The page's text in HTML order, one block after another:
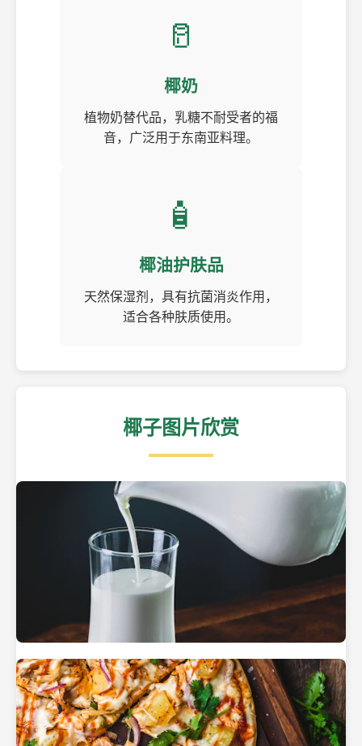
🥛
椰奶
植物奶替代品，乳糖不耐受者的福
音，广泛用于东南亚料理。
🧴
椰油护肤品
天然保湿剂，具有抗菌消炎作用，
适合各种肤质使用。
椰子图片欣赏
热带海滩上的椰子树